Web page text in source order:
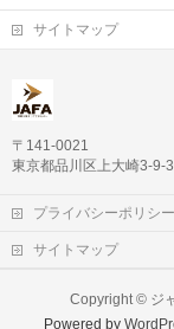
サイトマップ
〒141-0021
東京都品川区上大崎3-9-
プライバシーポリシー
サイトマップ
Copyright © ジ
Powered by